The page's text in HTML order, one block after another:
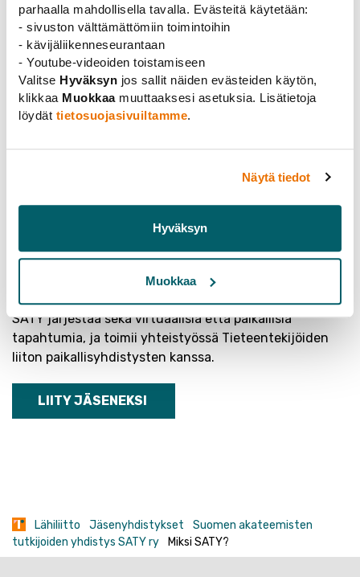
parhaalla mahdollisella tavalla. Evästeitä käytetään:
- sivuston välttämättömiin toimintoihin
- kävijäliikenneseurantaan
- Youtube-videoiden toistamiseen
Valitse Hyväksyn jos sallit näiden evästeiden käytön,
klikkaa Muokkaamuuttaaksesi asetuksia. Lisätietoja
löydät tietosuojasivuiltamme.
Näytä tiedot
Hyväksyn
Muokkaa
SATY:n kautta avautuu valtakunnallinen ja
monitieteinen tutkijoiden ja tutkijataustaisten
asiantuntijoiden verkosto.
SATY:n jäsenet ovat oikeutettuja kaikkiin
Tieteentekijöiden liiton etuihin. Vaikka SATY:llä ei ole
omaa luottamushenkilöverkostoa, liiton osaavat
luottamushenkilöt, vahva neuvotteluasema ja laajat
jäsenistön tukena. SATY tarjoaa jäsenilleen
kontaktipisteen ja auttaa löytämään oikeat
asiantuntijat asian selvittämiseksi.
SATY tarjoaa jäsenilleen tukea ammatilliseen
myönnettävillä apurahoilla.
SATY järjestää sekä virtuaalisia että paikallisia
tapahtumia, ja toimii yhteistyössä Tieteentekijöiden
liiton paikallisyhdistysten kanssa.
LIITY JÄSENEKSI
Lähiliitto Jäsenyhdistykset
Suomen akateemisten
tutkijoiden yhdistys SATY ry
Miksi SATY?